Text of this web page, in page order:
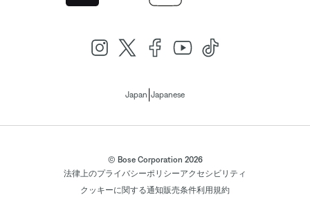
Japan Japanese
© Bose Corporation 2026
法律上のプライバシーポリシーアクセシビリティ
クッキーに関する通知販売条件利用規約